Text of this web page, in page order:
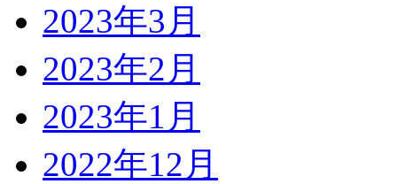
2023年3月
2023年2月
2023年1月
2022年12月